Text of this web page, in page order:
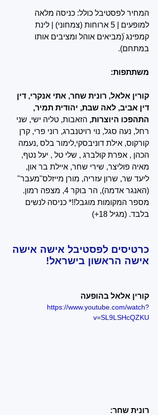
המחיר לפסטיבל כולל: כניסה מלאה
למופעים | 5 ארוחות (צמחוני) | לינת
קמפינג ֿ(מביאים אוהל ומציבים אותו
במתחם).
משתתפות:
קורין אלאל, רונית שחר, אתי אנקרי, דין
דין אביב, לאה שבת, יהודית תמיר,
התהפכו היוצרות, הזאבות, טליה ישי, שני
רחל, נעה סגל, נוי רויטנברג, רוני פרי, קרן
קורקוס, אילת דוניבסקי,לימור בלס ,נעמה
הכהן , אפרת קולברג , שלי טל , יעל נטף,
מאיה פוליצר, שירי שחר, איילת בר און,
ליעד שר, שרון עזריה, מורן מייזלס"מעבר"
(האנגר אדמה), הר בוקר 4, מצפה רמון.
מספר המקומות מוגבל!!* כניסה לנשים
בלבד. (מגיל 18+)
כרטיסים לפסטיבל אישה אישה
אישה הראשון בישראל!
קורין אלאל בהופעה
https://www.youtube.com/watch?
v=SL9LSHcQZKU
רונית שחר: